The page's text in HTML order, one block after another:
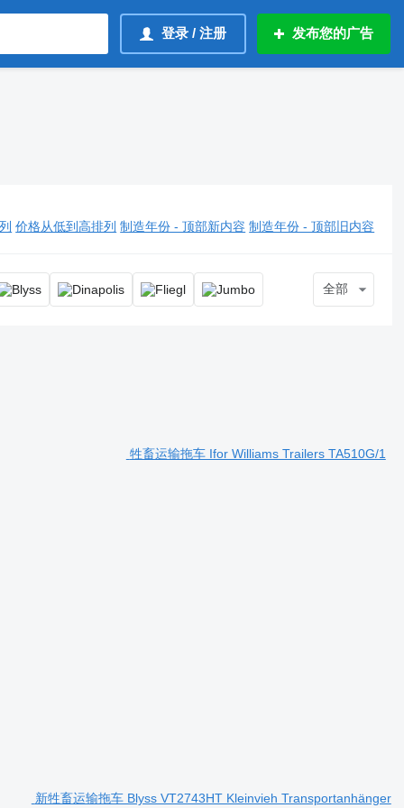
登录 / 注册 发布您的广告
价格从低到高排列 制造年份 - 顶部新内容 制造年份 - 顶部旧内容
全部
牲畜运输拖车 Ifor Williams Trailers TA510G/1
新牲畜运输拖车 Blyss VT2743HT Kleinvieh Transportanhänger